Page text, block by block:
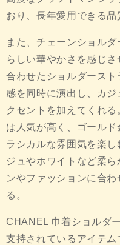
おり、長年愛用できる品
また、チェーンショル
らしい華やかさを感じ
合わせたショルダース
感を同時に演出し、カ
クセントを加えてくれ
は人気が高く、ゴール
ラシカルな雰囲気を楽
ジュやホワイトなど柔
ンやファッションに合
る。
CHANEL 巾着ショルダ
支持されているアイテ